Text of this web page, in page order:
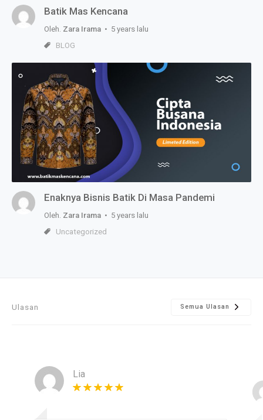
Batik Mas Kencana
Oleh. Zara Irama • 5 years lalu
BLOG
Enaknya Bisnis Batik Di Masa Pandemi
Oleh. Zara Irama • 5 years lalu
Uncategorized
Ulasan Semua Ulasan
Lia